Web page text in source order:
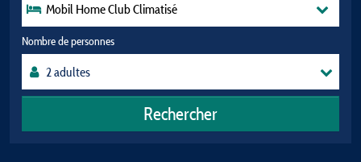
Mobil Home Club Climatisé
Nombre de personnes
Rechercher